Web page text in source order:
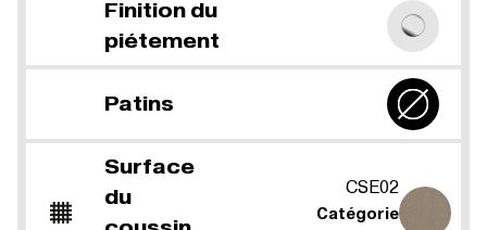
Finition du
piétement
Patins
Surface
du
CSE02
Catégorie